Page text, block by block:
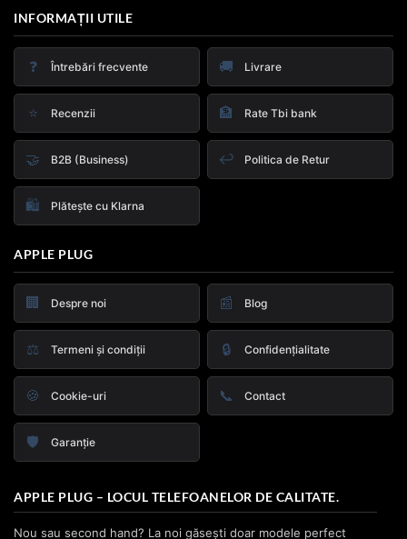
INFORMAȚII UTILE
❓ Întrebări frecvente 🚚 Livrare
⭐ Recenzii 🏦 Rate Tbi bank
🤝 B2B (Business) ↩️ Politica de Retur
🛍️ Plătește cu Klarna
APPLE PLUG
🏢 Despre noi 📰 Blog
⚖️ Termeni și condiții 🔒 Confidențialitate
🍪 Cookie-uri 📞 Contact
🛡️ Garanție
APPLE PLUG – LOCUL TELEFOANELOR DE CALITATE.
Nou sau second hand? La noi găsești doar modele perfect